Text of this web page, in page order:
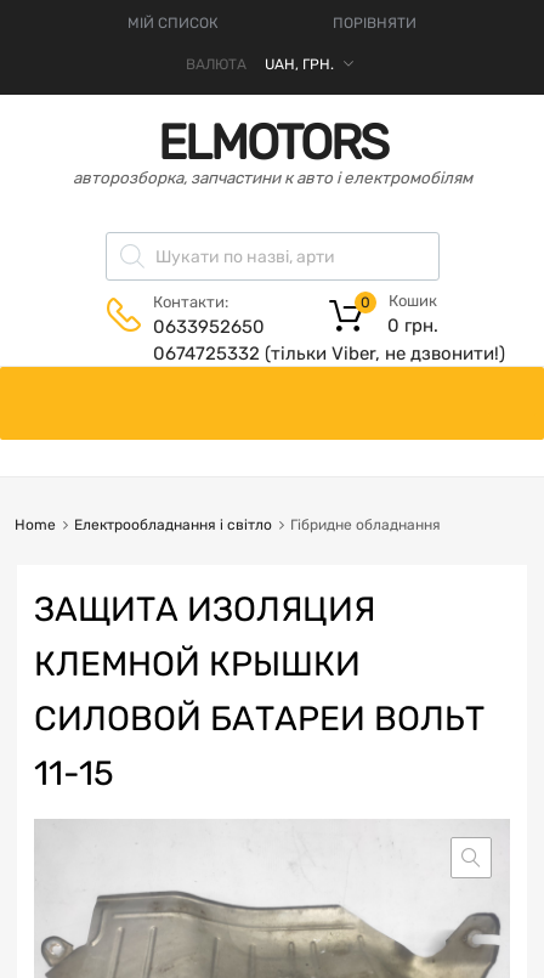
МІЙ СПИСОК ПОРІВНЯТИ
ВАЛЮТА
ELMOTORS
авторозборка, запчастини к авто і електромобілям
Контакти:
0633952650
0674725332 (тільки Viber, не дзвонити!)
Кошик
0 грн.
0
Home Електрообладнання і світло Гібридне обладнання
ЗАЩИТА ИЗОЛЯЦИЯ
КЛЕМНОЙ КРЫШКИ
СИЛОВОЙ БАТАРЕИ ВОЛЬТ
11-15